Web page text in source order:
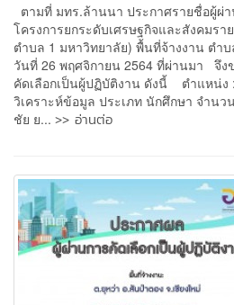
ตามที่ มทร.ล้านนา ประกาศรายชื่อผู้ผ่
โครงการยกระดับเศรษฐกิจและสังคมร
ตำบล 1 มหาวิทยาลัย) พื้นที่จ้างงาน ตำ
วันที่ 26 พฤศจิกายน 2564 ที่ผ่านมา จึง
คัดเลือกเป็นผู้ปฏิบัติงาน ดังนี้ ตำแหน่
วิเคราะห์ข้อมูล ประเภท นักศึกษา จำนว
ชัย ย... >> อ่านต่อ